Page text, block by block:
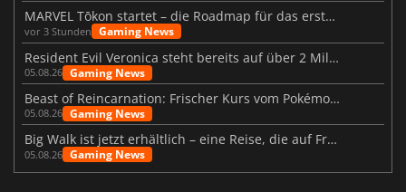
MARVEL Tōkon startet – die Roadmap für das erste Jahr wurde vorgestellt
vor 3 Stunden Gaming News
Resident Evil Veronica steht bereits auf über 2 Millionen Wunschlisten
05.08.26 Gaming News
Beast of Reincarnation: Frischer Kurs vom Pokémon-Studio
05.08.26 Gaming News
Big Walk ist jetzt erhältlich – eine Reise, die auf Freundschaft basiert
05.08.26 Gaming News